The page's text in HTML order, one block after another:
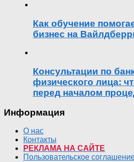
Как обучение
бизнес на
Консультации по
физического лица:
перед началом
Информация
О нас
Контакты
РЕКЛАМА НА САЙТЕ
Пользовательское